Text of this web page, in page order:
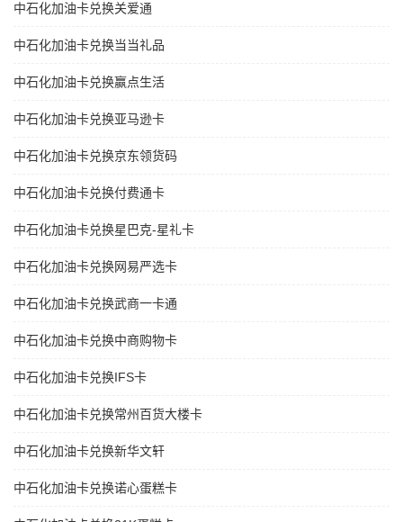
中石化加油卡兑换关爱通
中石化加油卡兑换当当礼品
中石化加油卡兑换赢点生活
中石化加油卡兑换亚马逊卡
中石化加油卡兑换京东领货码
中石化加油卡兑换付费通卡
中石化加油卡兑换星巴克-星礼卡
中石化加油卡兑换网易严选卡
中石化加油卡兑换武商一卡通
中石化加油卡兑换中商购物卡
中石化加油卡兑换IFS卡
中石化加油卡兑换常州百货大楼卡
中石化加油卡兑换新华文轩
中石化加油卡兑换诺心蛋糕卡